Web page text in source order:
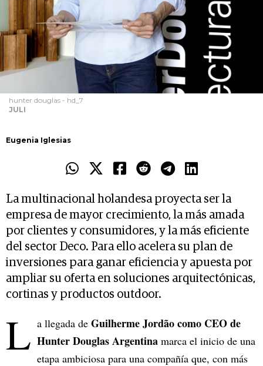
hunter douglas - hd_7
JULI
Eugenia Iglesias
La multinacional holandesa proyecta ser la
empresa de mayor crecimiento, la más amada
por clientes y consumidores, y la más eficiente
del sector Deco. Para ello acelera su plan de
inversiones para ganar eficiencia y apuesta por
ampliar su oferta en soluciones arquitectónicas,
cortinas y productos outdoor.
L a llegada de Guilherme Jordão como CEO de
Hunter Douglas Argentina marca el inicio de una
etapa ambiciosa para una compañía que, con más